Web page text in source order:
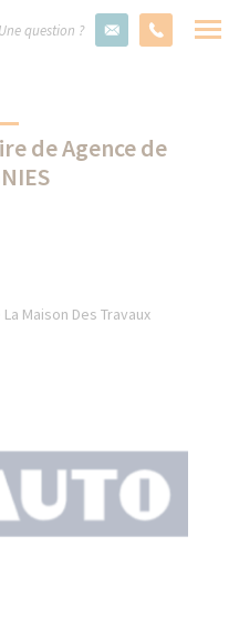
Une question ?
de Agence de
Maison Des Travaux